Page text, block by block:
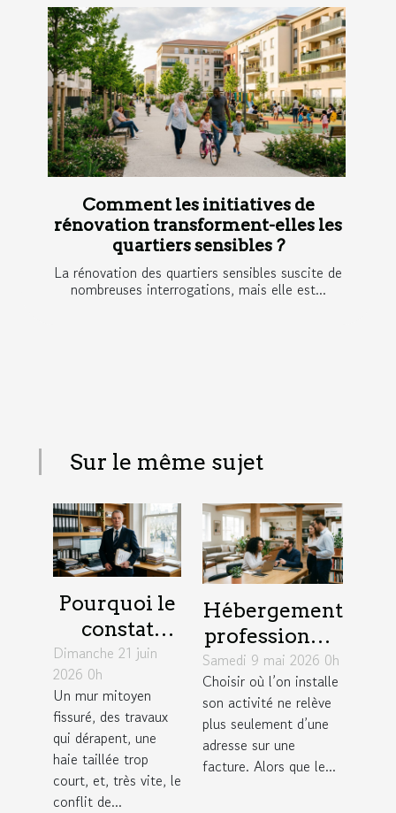
Comment les initiatives de
rénovation transforment-elles les
quartiers sensibles ?
La rénovation des quartiers sensibles suscite de
nombreuses interrogations, mais elle est...
Sur le même sujet
Pourquoi le
constat
d’huissier
change la
donne dans
un litige
entre
voisins
Dimanche 21 juin
2026 0h
Un mur mitoyen
fissuré, des travaux
qui dérapent, une
haie taillée trop
court, et, très vite, le
conflit de...
Hébergement
professionnel
: un levier
insoupçonné
pour élargir
son réseau
Samedi 9 mai 2026 0h
Choisir où l’on installe
son activité ne relève
plus seulement d’une
adresse sur une
facture. Alors que le...